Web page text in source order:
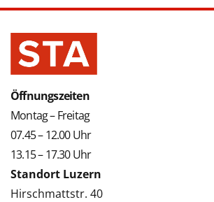
Öffnungszeiten
Montag – Freitag
07.45 – 12.00 Uhr
13.15 – 17.30 Uhr
Standort Luzern
Hirschmattstr. 40